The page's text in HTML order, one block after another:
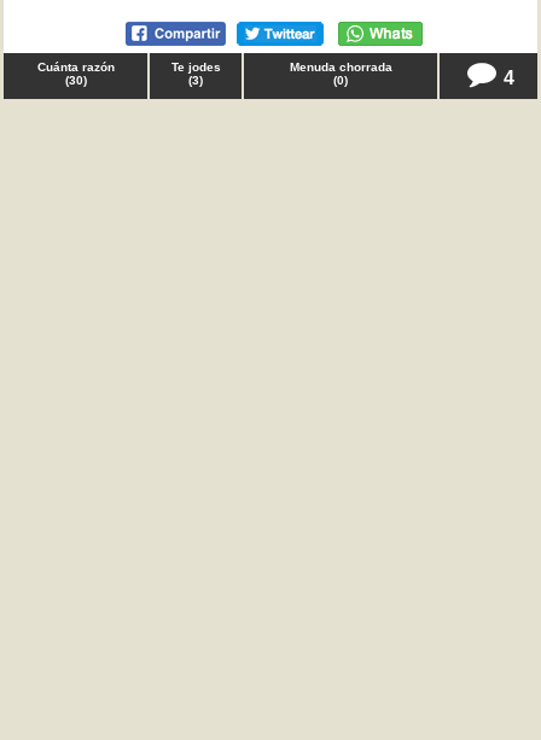
Cuánta razón
(30)
Te jodes
(3)
Menuda chorrada
(0) 4